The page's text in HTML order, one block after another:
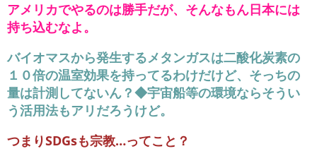
アメリカでやるのは勝手だが、そんなもん日本には
持ち込むなよ。
バイオマスから発生するメタンガスは二酸化炭素の
１０倍の温室効果を持ってるわけだけど、そっちの
量は計測してないん？◆宇宙船等の環境ならそうい
う活用法もアリだろうけど。
つまりSDGsも宗教…ってこと？